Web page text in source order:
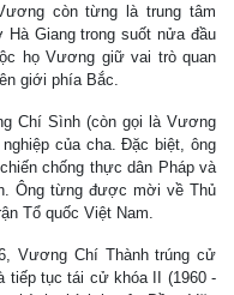
còn từng là trung tâm
Giang trong suốt nửa đầu
họ Vương giữ vai trò quan
giới phía Bắc.
Chí Sình (còn gọi là Vương
của cha. Đặc biệt, ông
chống thực dân Pháp và
Ông từng được mời về Thủ
Tổ quốc Việt Nam.
Vương Chí Thành trúng cử
tiếp tục tái cử khóa II (1960 -